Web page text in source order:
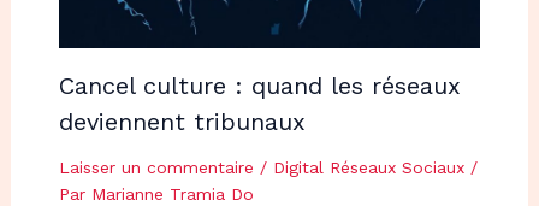
Cancel culture : quand les réseaux
deviennent tribunaux
Laisser un commentaire / Digital Réseaux Sociaux/
Par Marianne Tramia Do